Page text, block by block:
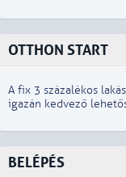
OTTHON START
A fix 3 százalékos
igazán kedvező
BELÉPÉS